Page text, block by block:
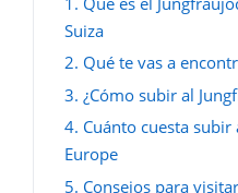
Suiza
2. Qué te vas a
3. ¿Cómo subir al
4. Cuánto cuesta
Europe
5. Consejos para